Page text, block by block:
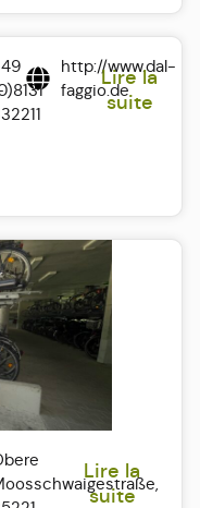
http://www.dal-
faggio.de
Lire la
suite
Lire la
suite